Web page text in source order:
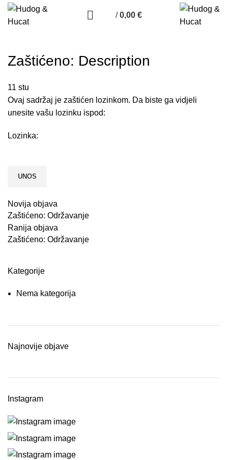
/ 0,00 €
Zaštićeno: Description
11 stu
Ovaj sadržaj je zaštićen lozinkom. Da biste ga vidjeli
unesite vašu lozinku ispod:
Lozinka:
Novija objava
Zaštićeno: Održavanje
Ranija objava
Zaštićeno: Održavanje
Kategorije
Nema kategorija
Najnovije objave
Instagram